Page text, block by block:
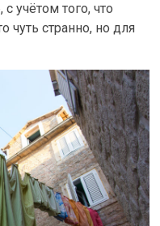
учётом того, что
чуть странно, но для